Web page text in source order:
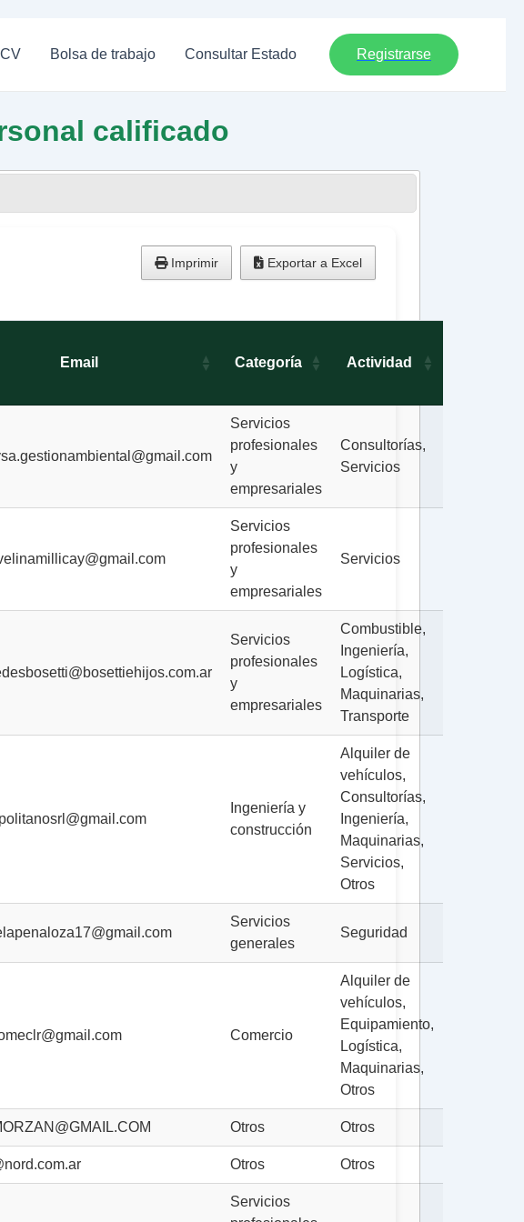
Bolsa de trabajo Consultar Estado Registrarse
calificado
Imprimir Exportar a Excel
Email Categoría Actividad
Servicios
profesionales
y
empresariales
Consultorías,
Servicios
Servicios
profesionales
y
empresariales
Servicios
Servicios
profesionales
y
empresariales
Combustible,
Ingeniería,
Logística,
Maquinarias,
Transporte
Ingeniería y
construcción
Alquiler de
vehículos,
Consultorías,
Ingeniería,
Maquinarias,
Servicios,
Otros
Servicios
generales
Seguridad
Comercio
Alquiler de
vehículos,
Equipamiento,
Logística,
Maquinarias,
Otros
Otros Otros
Otros Otros
Servicios